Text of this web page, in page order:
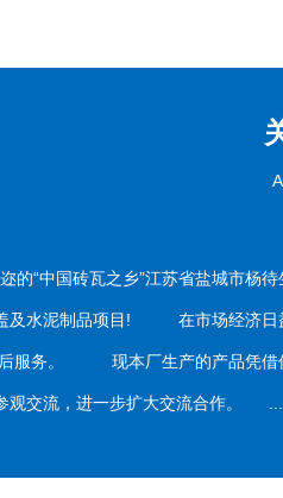
“中国砖瓦之乡”江苏省盐城市杨
及水泥制品项目! 在市场经济日
服务。 现本厂生产的产品凭借
观交流，进一步扩大交流合作。 ...